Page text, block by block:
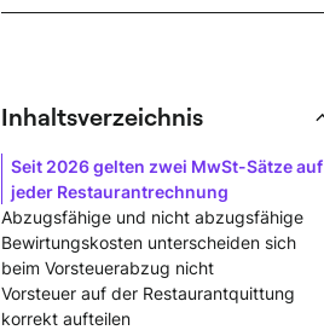
Inhaltsverzeichnis
Seit 2026 gelten zwei MwSt-Sätze auf
jeder Restaurantrechnung
Abzugsfähige und nicht abzugsfähige
Bewirtungskosten unterscheiden sich
beim Vorsteuerabzug nicht
Vorsteuer auf der Restaurantquittung
korrekt aufteilen